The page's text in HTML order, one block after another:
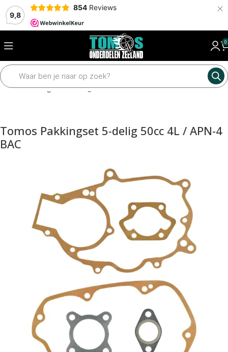
9,8
854 Reviews ×
0
Home Pakkingen Pakkingsets
Tomos Pakkingset 5-delig 50cc 4L / APN-4
BAC